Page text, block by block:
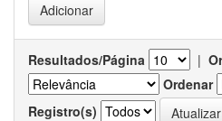
Resultados/Página |
Ordenar
Registro(s)